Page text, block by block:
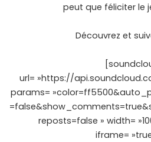
peut que féliciter le
Découvrez et
url= »https://
params=
reposts=false » width=
iframe=